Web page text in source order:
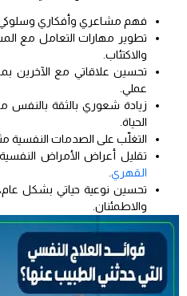
فهم مشاعري وأفكاري
تطوير مهارات التعامل مع
والاكتئاب.
تحسين علاقاتي مع الآخرين
عملي.
زيادة شعوري بالثقة
الحياة.
التغلّب على الصدمات النفسية
تقليل أعراض الأمراض
القهري
تحسين نوعية حياتي بشكل عام،
والاطمئنان.